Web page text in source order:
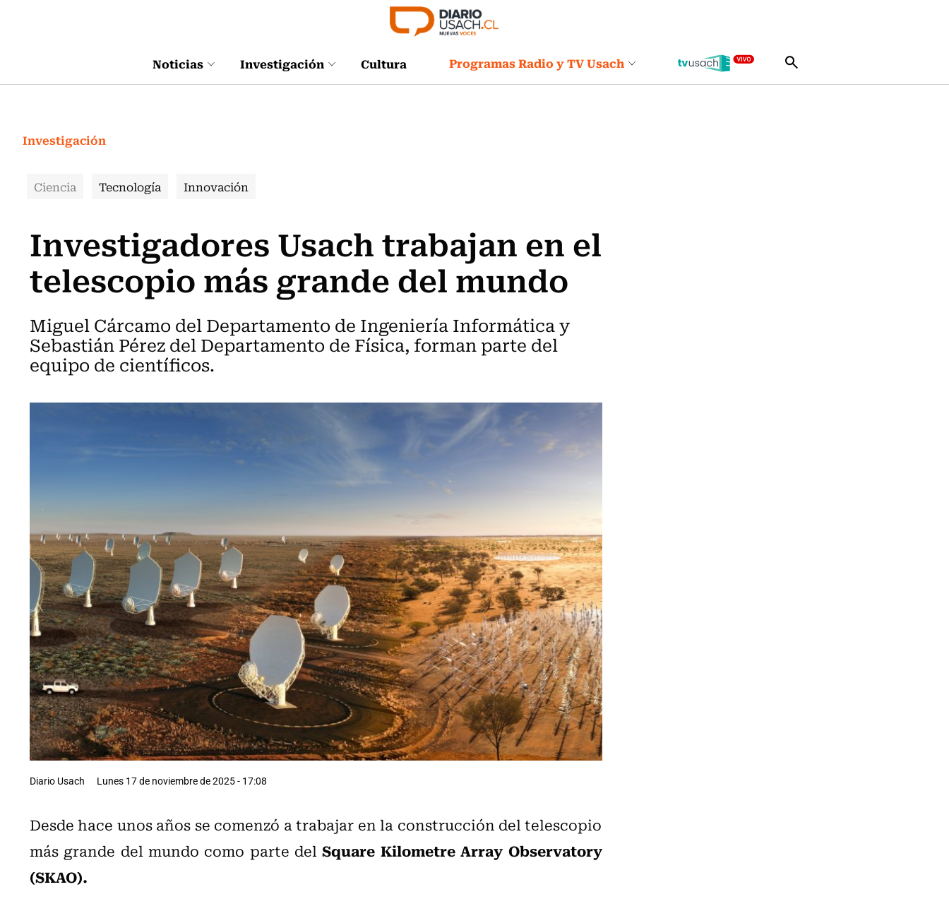
Noticias Investigación Cultura Programas Radio y TV Usach
Investigación
Ciencia Tecnología Innovación
Investigadores Usach trabajan en el
telescopio más grande del mundo
Miguel Cárcamo del Departamento de Ingeniería Informática y
Sebastián Pérez del Departamento de Física, forman parte del
equipo de científicos.
Diario Usach Lunes 17 de noviembre de 2025 - 17:08
Desde hace unos años se comenzó a trabajar en la construcción del telescopio
más grande del mundo como parte delSquare Kilometre Array Observatory
(SKAO).